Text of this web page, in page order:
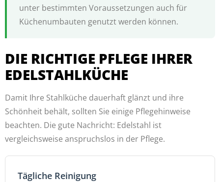
unter bestimmten Voraussetzungen auch für
Küchenumbauten genutzt werden können.
DIE RICHTIGE PFLEGE IHRER
EDELSTAHLKÜCHE
Damit Ihre Stahlküche dauerhaft glänzt und ihre
Schönheit behält, sollten Sie einige Pflegehinweise
beachten. Die gute Nachricht: Edelstahl ist
vergleichsweise anspruchslos in der Pflege.
Tägliche Reinigung